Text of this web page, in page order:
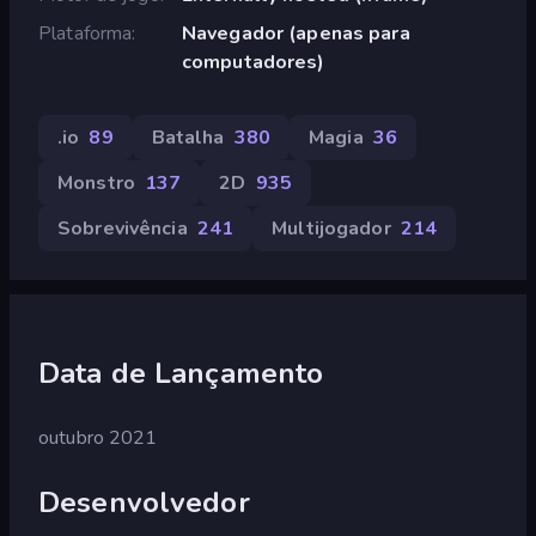
Plataforma
Navegador (apenas para
computadores)
.io 89 Batalha 380 Magia 36
Monstro 137 2D 935
Sobrevivência 241 Multijogador 214
Data de Lançamento
outubro 2021
Desenvolvedor